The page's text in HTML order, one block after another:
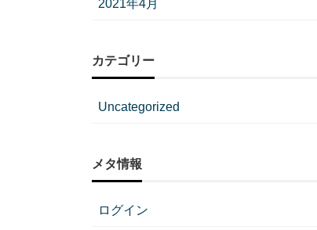
2021年4月
カテゴリー
Uncategorized
メタ情報
ログイン